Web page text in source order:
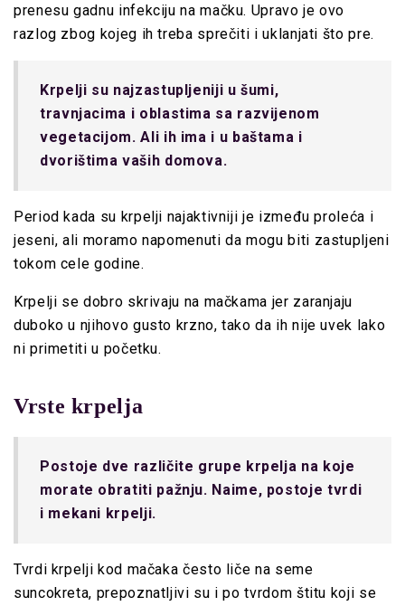
prenesu gadnu infekciju na mačku. Upravo je ovo
razlog zbog kojeg ih treba sprečiti i uklanjati što pre.
Krpelji su najzastupljeniji u šumi,
travnjacima i oblastima sa razvijenom
vegetacijom. Ali ih ima i u baštama i
dvorištima vaših domova.
Period kada su krpelji najaktivniji je između proleća i
jeseni, ali moramo napomenuti da mogu biti zastupljeni
tokom cele godine.
Krpelji se dobro skrivaju na mačkama jer zaranjaju
duboko u njihovo gusto krzno, tako da ih nije uvek lako
ni primetiti u početku.
Vrste krpelja
Postoje dve različite grupe krpelja na koje
morate obratiti pažnju. Naime, postoje tvrdi
i mekani krpelji.
Tvrdi krpelji kod mačaka često liče na seme
suncokreta, prepoznatljivi su i po tvrdom štitu koji se